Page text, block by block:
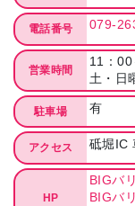
電話番号 079-
営業時間
11：
土・日
駐車場 有
アクセス 砥堀IC
HP
BIGバ
BIGバ